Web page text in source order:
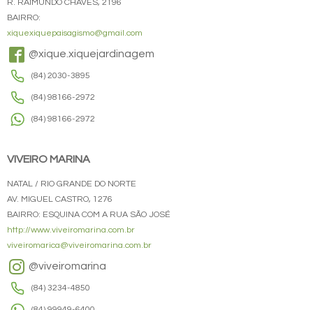
R. RAIMUNDO CHAVES, 2196
BAIRRO:
xiquexiquepaisagismo@gmail.com
@xique.xiquejardinagem
(84) 2030-3895
(84) 98166-2972
(84) 98166-2972
VIVEIRO MARINA
NATAL / RIO GRANDE DO NORTE
AV. MIGUEL CASTRO, 1276
BAIRRO: ESQUINA COM A RUA SÃO JOSÉ
http://www.viveiromarina.com.br
viveiromarica@viveiromarina.com.br
@viveiromarina
(84) 3234-4850